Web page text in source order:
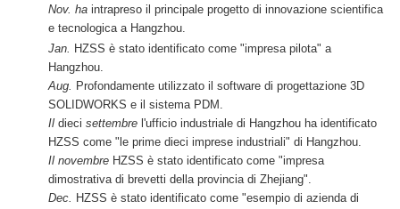
Nov. ha intrapreso il principale progetto di innovazione scientifica
e tecnologica a Hangzhou.
Jan. HZSS è stato identificato come "impresa pilota" a
Hangzhou.
Aug. Profondamente utilizzato il software di progettazione 3D
SOLIDWORKS e il sistema PDM.
Il diecisettembre l'ufficio industriale di Hangzhou ha identificato
HZSS come "le prime dieci imprese industriali" di Hangzhou.
Il novembre HZSS è stato identificato come "impresa
dimostrativa di brevetti della provincia di Zhejiang".
Dec. HZSS è stato identificato come "esempio di azienda di